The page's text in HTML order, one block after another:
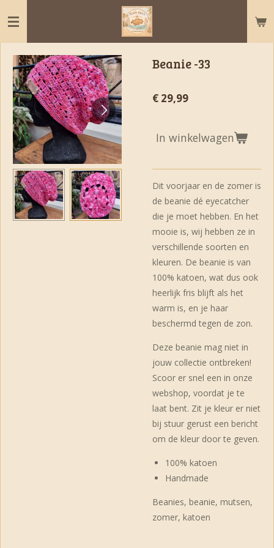
direct
naar
hoofdinhoud
Beanie -33
€ 29,99
In winkelwagen
Dit voorjaar en de zomer is
de beanie dé eyecatcher
die je moet hebben. En het
mooie is, wij hebben ze in
verschillende soorten en
kleuren. De beanie is van
100% katoen, wat dus ook
heerlijk fris blijft als het
warm is, en je haar
beschermd tegen de zon.
Deze beanie mag niet in
jouw collectie ontbreken!
Scoor er snel een in onze
webshop, voordat je te
laat bent. Zit je kleur er niet
bij stuur gerust een bericht
om de kleur door te geven.
100% katoen
Handmade
Beanies, beanie, mutsen,
zomer, katoen